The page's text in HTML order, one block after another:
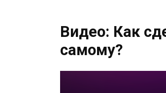
Видео: Как
самому?